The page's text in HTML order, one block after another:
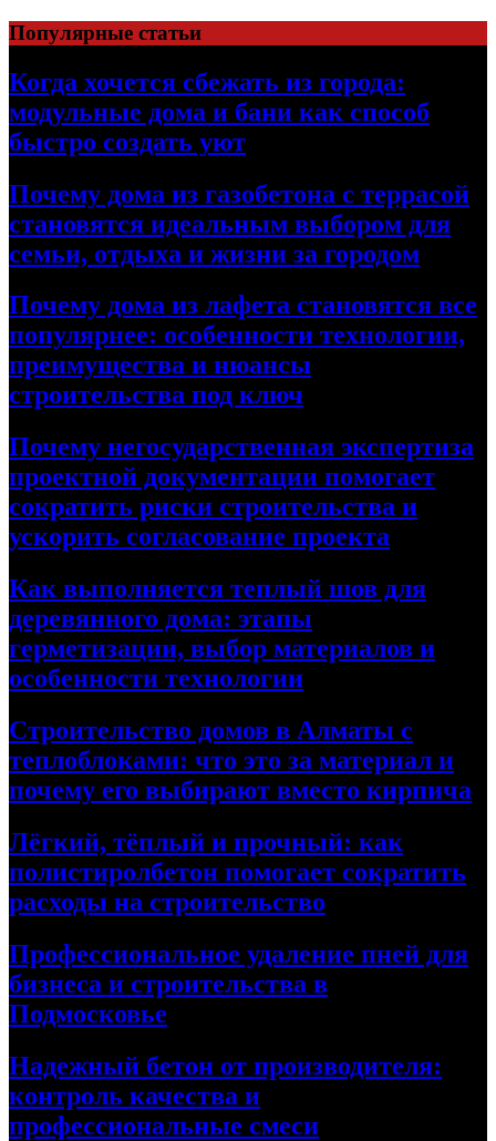
Перейти
к
содержимому
Популярные статьи
Когда хочется сбежать из города:
модульные дома и бани как способ
быстро создать уют
Почему дома из газобетона с террасой
становятся идеальным выбором для
семьи, отдыха и жизни за городом
Почему дома из лафета становятся все
популярнее: особенности технологии,
преимущества и нюансы
строительства под ключ
Почему негосударственная экспертиза
проектной документации помогает
сократить риски строительства и
ускорить согласование проекта
Как выполняется теплый шов для
деревянного дома: этапы
герметизации, выбор материалов и
особенности технологии
Строительство домов в Алматы с
теплоблоками: что это за материал и
почему его выбирают вместо кирпича
Лёгкий, тёплый и прочный: как
полистиролбетон помогает сократить
расходы на строительство
Профессиональное удаление пней для
бизнеса и строительства в
Подмосковье
Надежный бетон от производителя:
контроль качества и
профессиональные смеси